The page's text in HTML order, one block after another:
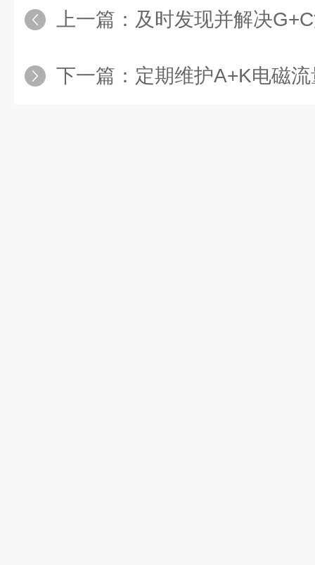
上一篇： 及时发现并解决G+C
下一篇： 定期维护A+K电磁流量